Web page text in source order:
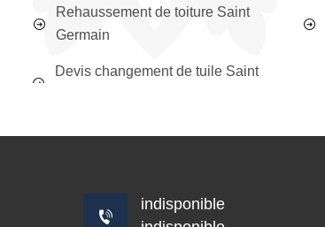
Rehaussement de toiture Saint
Germain
Devis changement de tuile Saint
indisponible